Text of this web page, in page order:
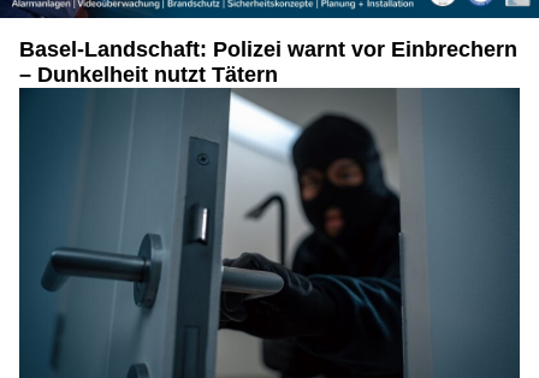
Basel-Landschaft: Polizei warnt vor Einbrechern
– Dunkelheit nutzt Tätern